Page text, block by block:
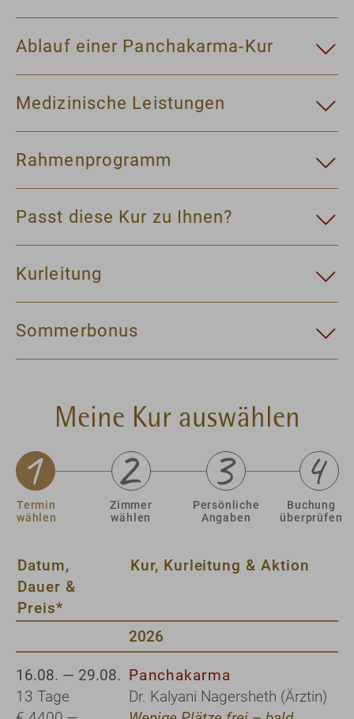
Ablauf einer Panchakarma-Kur
Medizinische Leistungen
Rahmenprogramm
Passt diese Kur zu Ihnen?
Kurleitung
Sommerbonus
Meine Kur auswählen
Termin
wählen
Zimmer
wählen
Persönliche
Angaben
Buchung
überprüfen
Datum,
Dauer &
Preis*
Kur, Kurleitung & Aktion
2026
16.08. — 29.08.
13 Tage
Panchakarma
Dr. Kalyani Nagersheth (Ärztin)